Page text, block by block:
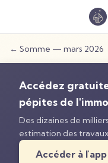
← Somme — mars 2026
Accédez
pépites de
Des dizaines de
estimation des
Accéder à